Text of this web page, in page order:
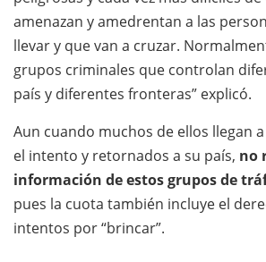
amenazan y amedrentan a las
llevar y que van a cruzar.
grupos criminales que controlan
país y diferentes fronteras” explicó.
Aun cuando muchos de ellos llegan
el intento y retornados a su país, no
información de estos grupos de
pues la cuota también incluye el
intentos por “brincar”.